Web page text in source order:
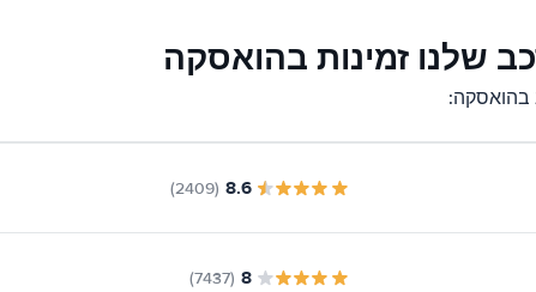
שלנו זמינות בהואסקה
בהואסקה:
8.6
(2409)
8
(7437)